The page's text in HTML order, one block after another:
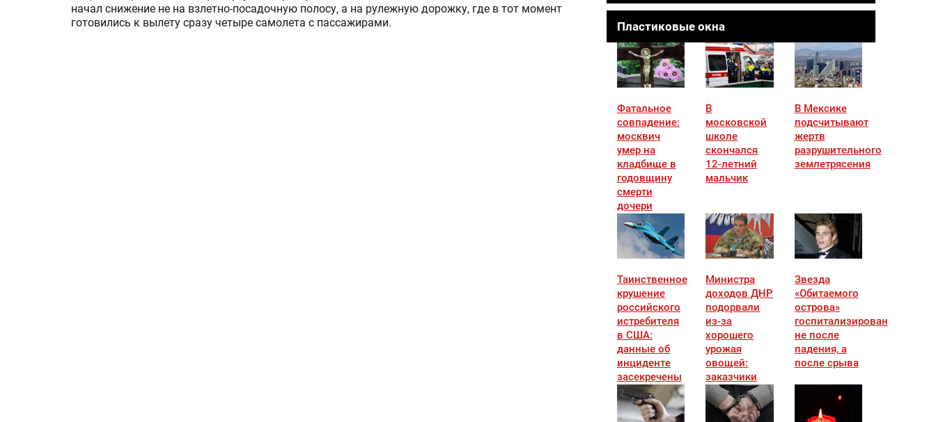
начал снижение не на взлетно-посадочную полосу, а на рулежную дорожку, где в тот момент
готовились к вылету сразу четыре самолета с пассажирами.
Пластиковые окна
Фатальное
совпадение:
москвич
умер на
кладбище в
годовщину
смерти
дочери
В
московской
школе
скончался
12-летний
мальчик
В Мексике
подсчитывают
жертв
разрушительного
землетрясения
Таинственное
крушение
российского
истребителя
в США:
данные об
инциденте
засекречены
Министра
доходов ДНР
подорвали
из-за
хорошего
урожая
овощей:
заказчики
известны
Звезда
«Обитаемого
острова»
госпитализирован
не после
падения, а
после срыва